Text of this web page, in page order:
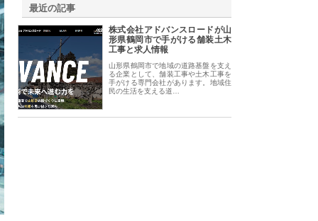
最近の記事
株式会社アドバンスロードが山
形県鶴岡市で手がける舗装土木
工事と求人情報
山形県鶴岡市で地域の道路基盤を支え
る企業として、舗装工事や土木工事を
手がける専門会社があります。地域住
民の生活を支える道…